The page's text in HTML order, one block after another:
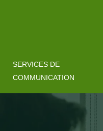
SERVICES DE
COMMUNICATION